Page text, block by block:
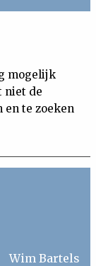
mogelijk
niet de
en te zoeken
Wim Bartels